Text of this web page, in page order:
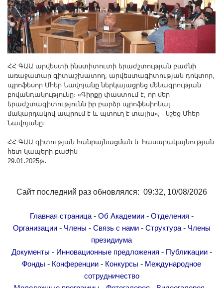
ՀՀ ԳԱԱ արվեստի ինստիտուտի երաժշտության բաժնի
առաջատար գիտաշխատող, արվեստագիտության դոկտոր,
պրոֆեսոր Մհեր Նավոյանը ներկայացրեց մենագրության
բովանդակությունը։ «Գիրքը փաստում է, որ մեր
երաժշտագիտությունն իր բարձր պրոֆեսիոնալ
մակարդակով ապրում է և պտուղ է տալիս», - նշեց Մհեր
Նավոյանը։
ՀՀ ԳԱԱ գիտության հանրայնացման և հասարակայնության
հետ կապերի բաժին
29․01․2025թ․
Сайт последний раз обновлялся: 09:32, 10/08/2026
Главная страница- Об Академии- Отделения -
Организации- Члены - Связь с нами- Структура- Члены
президиума
Документы - Инновационные предложения - Публикации-
Фонды - Конференции - Конкурсы - Международное
сотрудничество